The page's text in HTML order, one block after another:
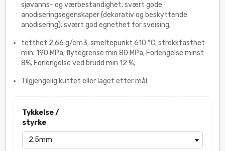
sjøvanns- og værbestandighet; svært gode
anodiseringsegenskaper (dekorativ og beskyttende
anodisering); svært god egnethet for sveising;
tetthet 2,66 g/cm3; smeltepunkt 610 °C; strekkfasthet
min. 190 MPa; flytegrense min 80 MPa; Forlengelse minst
8%; Forlengelse ved brudd min 12 %;
Tilgjengelig kuttet eller laget etter mål.
Tykkelse /
styrke